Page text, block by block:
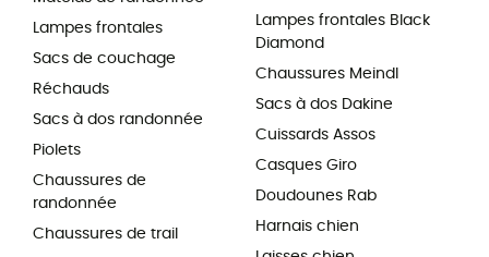
Lampes frontales
Sacs de couchage
Réchauds
Sacs à dos randonnée
Piolets
Chaussures de
randonnée
Chaussures de trail
Lampes frontales Black
Diamond
Chaussures Meindl
Sacs à dos Dakine
Cuissards Assos
Casques Giro
Doudounes Rab
Harnais chien